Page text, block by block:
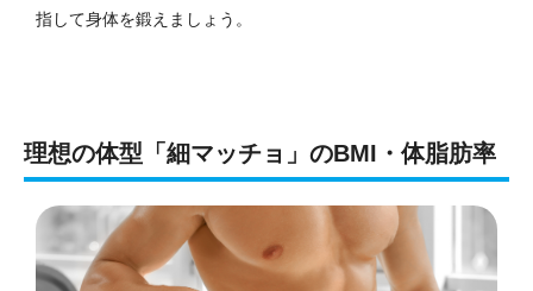
指して身体を鍛えましょう。
理想の体型「細マッチョ」のBMI・体脂肪率